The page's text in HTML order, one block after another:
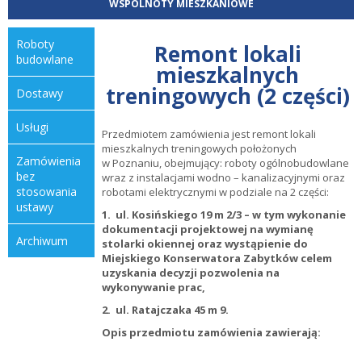
WSPÓLNOTY MIESZKANIOWE
roboty
budowlane
dostawy
usługi
zamówienia
bez
stosowania
ustawy
archiwum
Remont lokali
mieszkalnych
treningowych (2 części)
Przedmiotem zamówienia jest remont lokali
mieszkalnych treningowych położonych
w Poznaniu, obejmujący: roboty ogólnobudowlane
wraz z instalacjami wodno – kanalizacyjnymi oraz
robotami elektrycznymi w podziale na 2 części:
1. ul. Kosińskiego 19 m 2/3 – w tym wykonanie
dokumentacji projektowej na wymianę
stolarki okiennej oraz wystąpienie do
Miejskiego Konserwatora Zabytków celem
uzyskania decyzji pozwolenia na
wykonywanie prac,
2. ul. Ratajczaka 45 m 9.
Opis przedmiotu zamówienia zawierają: